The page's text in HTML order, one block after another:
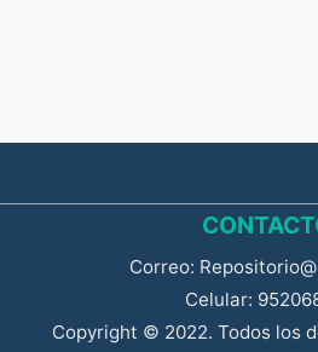
Correo:
Celular:
Copyright © 2022. Todos los